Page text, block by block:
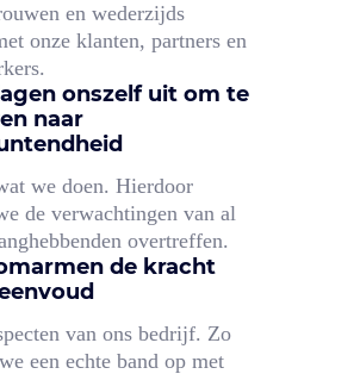
en wederzijds
onze klanten, partners en
onszelf uit om te
naar
we doen. Hierdoor
de verwachtingen van al
overtreffen.
de kracht
van ons bedrijf. Zo
een echte band op met